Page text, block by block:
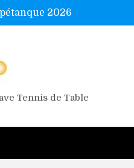
l’EF
Gironde loisirs 2026
Tennis de Table